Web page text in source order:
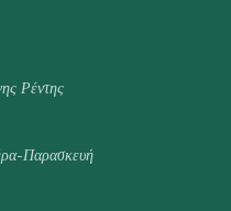
Ρέντης
Παρασκευή